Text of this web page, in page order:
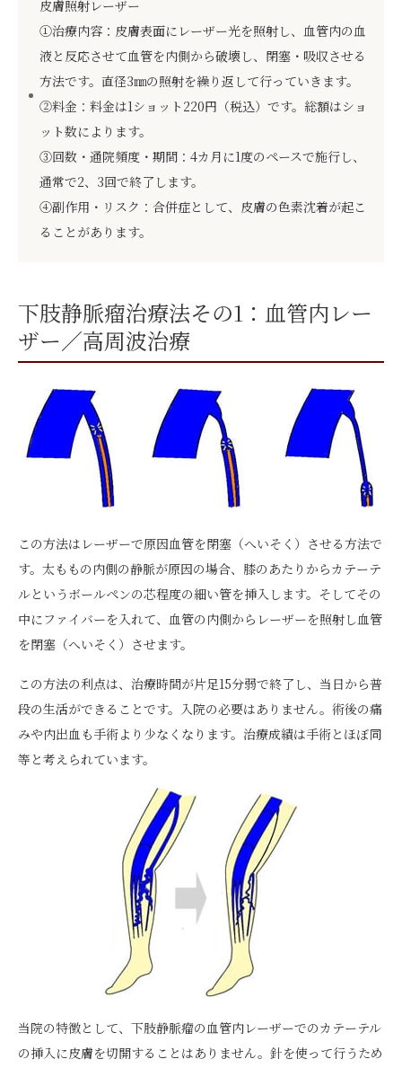
皮膚照射レーザー
①治療内容：皮膚表面にレーザー光を照射し、血管内の血
液と反応させて血管を内側から破壊し、閉塞・吸収させる
方法です。直径3㎜の照射を繰り返して行っていきます。
②料金：料金は1ショット220円（税込）です。総額はショ
ット数によります。
③回数・通院頻度・期間：4カ月に1度のペースで施行し、
通常で2、3回で終了します。
④副作用・リスク：合併症として、皮膚の色素沈着が起こ
ることがあります。
下肢静脈瘤治療法その1：血管内レー
ザー／高周波治療
この方法はレーザーで原因血管を閉塞（へいそく）させる方法で
す。太ももの内側の静脈が原因の場合、膝のあたりからカテーテ
ルというボールペンの芯程度の細い管を挿入します。そしてその
中にファイバーを入れて、血管の内側からレーザーを照射し血管
を閉塞（へいそく）させます。
この方法の利点は、治療時間が片足15分弱で終了し、当日から普
段の生活ができることです。入院の必要はありません。術後の痛
みや内出血も手術より少なくなります。治療成績は手術とほぼ同
等と考えられています。
当院の特徴として、下肢静脈瘤の血管内レーザーでのカテーテル
の挿入に皮膚を切開することはありません。針を使って行うため